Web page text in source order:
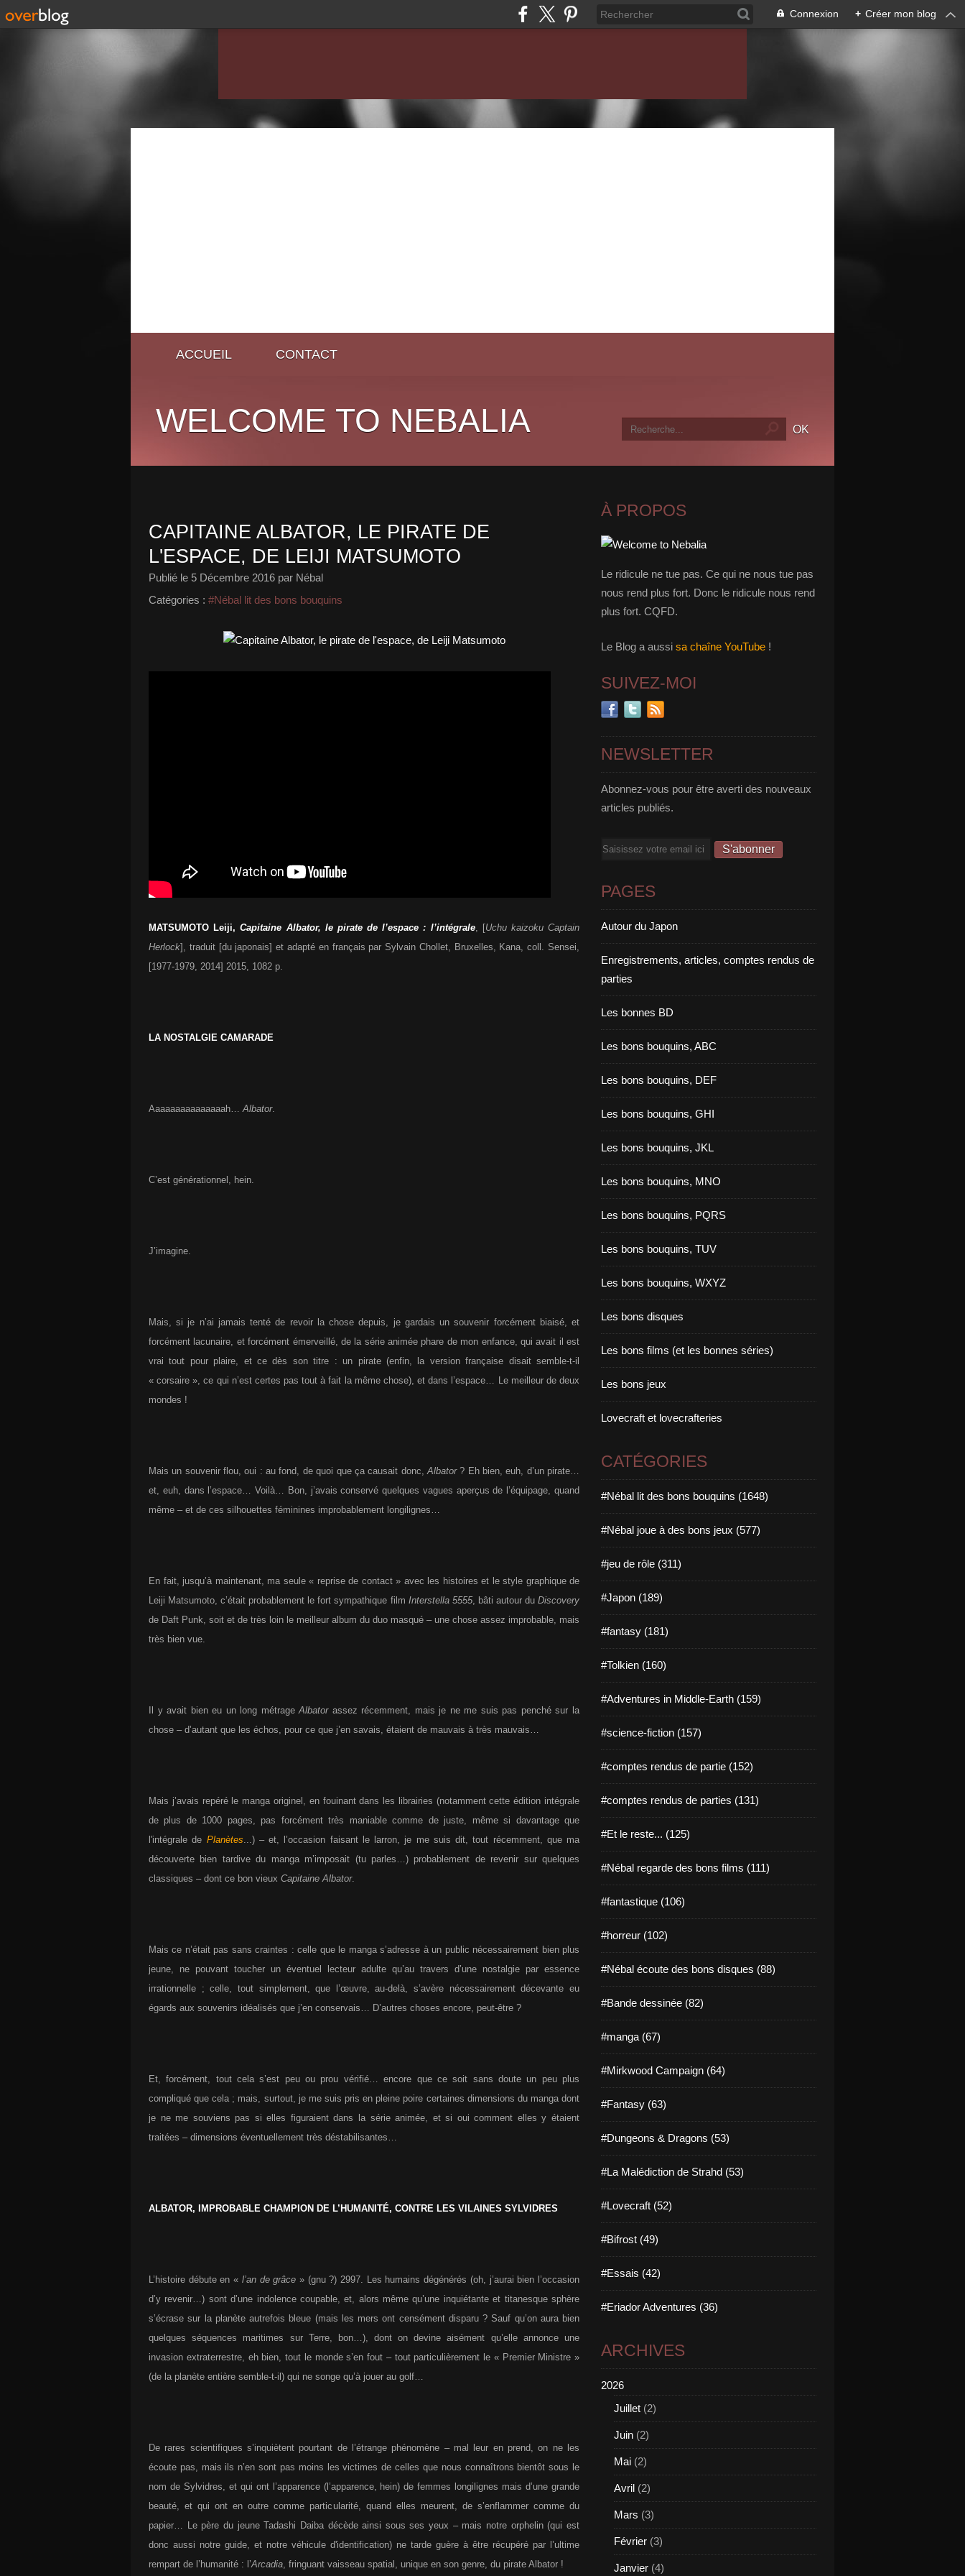
Connexion + Créer mon blog
ACCUEIL CONTACT
WELCOME TO NEBALIA
CAPITAINE ALBATOR, LE PIRATE DE
L'ESPACE, DE LEIJI MATSUMOTO
Publié le 5 Décembre 2016 par Nébal
Catégories : #Nébal lit des bons bouquins
MATSUMOTO Leiji,Capitaine Albator, le pirate de l’espace : l’intégrale, [Uchu kaizoku Captain
Herlock], traduit [du japonais] et adapté en français par Sylvain Chollet, Bruxelles, Kana, coll. Sensei,
[1977-1979, 2014] 2015, 1082 p.
LA NOSTALGIE CAMARADE
Aaaaaaaaaaaaaaah…Albator.
C’est générationnel, hein.
J’imagine.
Mais, si je n’ai jamais tenté de revoir la chose depuis, je gardais un souvenir forcément biaisé, et
forcément lacunaire, et forcément émerveillé, de la série animée phare de mon enfance, qui avait il est
vrai tout pour plaire, et ce dès son titre : un pirate (enfin, la version française disait semble-t-il
« corsaire », ce qui n’est certes pas tout à fait la même chose), et dans l’espace… Le meilleur de deux
mondes !
Mais un souvenir flou, oui : au fond, de quoi que ça causait donc,Albator? Eh bien, euh, d’un pirate…
et, euh, dans l’espace… Voilà… Bon, j’avais conservé quelques vagues aperçus de l’équipage, quand
même – et de ces silhouettes féminines improbablement longilignes…
En fait, jusqu’à maintenant, ma seule « reprise de contact » avec les histoires et le style graphique de
Leiji Matsumoto, c’était probablement le fort sympathique film Interstella 5555, bâti autour duDiscovery
de Daft Punk, soit et de très loin le meilleur album du duo masqué – une chose assez improbable, mais
très bien vue.
Il y avait bien eu un long métrageAlbatorassez récemment, mais je ne me suis pas penché sur la
chose – d’autant que les échos, pour ce que j’en savais, étaient de mauvais à très mauvais…
Mais j’avais repéré le manga originel, en fouinant dans les librairies (notamment cette édition intégrale
de plus de 1000 pages, pas forcément très maniable comme de juste, même si davantage que
l'intégrale de Planètes...) – et, l’occasion faisant le larron, je me suis dit, tout récemment, que ma
découverte bien tardive du manga m’imposait (tu parles…) probablement de revenir sur quelques
classiques – dont ce bon vieux Capitaine Albator.
Mais ce n’était pas sans craintes : celle que le manga s’adresse à un public nécessairement bien plus
jeune, ne pouvant toucher un éventuel lecteur adulte qu’au travers d’une nostalgie par essence
irrationnelle ; celle, tout simplement, que l’œuvre, au-delà, s’avère nécessairement décevante eu
égards aux souvenirs idéalisés que j’en conservais… D’autres choses encore, peut-être ?
Et, forcément, tout cela s’est peu ou prou vérifié… encore que ce soit sans doute un peu plus
compliqué que cela ; mais, surtout, je me suis pris en pleine poire certaines dimensions du manga dont
je ne me souviens pas si elles figuraient dans la série animée, et si oui comment elles y étaient
traitées – dimensions éventuellement très déstabilisantes…
ALBATOR, IMPROBABLE CHAMPION DE L’HUMANITÉ, CONTRE LES VILAINES SYLVIDRES
L’histoire débute en « l’an de grâce » (gnu ?) 2997. Les humains dégénérés (oh, j’aurai bien l’occasion
d’y revenir…) sont d’une indolence coupable, et, alors même qu’une inquiétante et titanesque sphère
s’écrase sur la planète autrefois bleue (mais les mers ont censément disparu ? Sauf qu’on aura bien
quelques séquences maritimes sur Terre, bon…), dont on devine aisément qu’elle annonce une
invasion extraterrestre, eh bien, tout le monde s’en fout – tout particulièrement le « Premier Ministre »
(de la planète entière semble-t-il) qui ne songe qu’à jouer au golf…
De rares scientifiques s’inquiètent pourtant de l’étrange phénomène – mal leur en prend, on ne les
écoute pas, mais ils n’en sont pas moins les victimes de celles que nous connaîtrons bientôt sous le
nom de Sylvidres, et qui ont l’apparence (l’apparence, hein) de femmes longilignes mais d’une grande
beauté, et qui ont en outre comme particularité, quand elles meurent, de s’enflammer comme du
papier… Le père du jeune Tadashi Daiba décède ainsi sous ses yeux – mais notre orphelin (qui est
donc aussi notre guide, et notre véhicule d'identification) ne tarde guère à être récupéré par l’ultime
rempart de l’humanité : l’Arcadia, fringuant vaisseau spatial, unique en son genre, du pirate Albator !
À PROPOS
Le ridicule ne tue pas. Ce qui ne nous tue pas
nous rend plus fort. Donc le ridicule nous rend
plus fort. CQFD.
Le Blog a aussi sa chaîne YouTube !
SUIVEZ-MOI
NEWSLETTER
Abonnez-vous pour être averti des nouveaux
articles publiés.
Email
PAGES
Autour du Japon
Enregistrements, articles, comptes rendus de
parties
Les bonnes BD
Les bons bouquins, ABC
Les bons bouquins, DEF
Les bons bouquins, GHI
Les bons bouquins, JKL
Les bons bouquins, MNO
Les bons bouquins, PQRS
Les bons bouquins, TUV
Les bons bouquins, WXYZ
Les bons disques
Les bons films (et les bonnes séries)
Les bons jeux
Lovecraft et lovecrafteries
CATÉGORIES
#Nébal lit des bons bouquins (1648)
#Nébal joue à des bons jeux (577)
#jeu de rôle (311)
#Japon (189)
#fantasy (181)
#Tolkien (160)
#Adventures in Middle-Earth (159)
#science-fiction (157)
#comptes rendus de partie (152)
#comptes rendus de parties (131)
#Et le reste... (125)
#Nébal regarde des bons films (111)
#fantastique (106)
#horreur (102)
#Nébal écoute des bons disques (88)
#Bande dessinée (82)
#manga (67)
#Mirkwood Campaign (64)
#Fantasy (63)
#Dungeons & Dragons (53)
#La Malédiction de Strahd (53)
#Lovecraft (52)
#Bifrost (49)
#Essais (42)
#Eriador Adventures (36)
ARCHIVES
2026
Juillet (2)
Juin (2)
Mai (2)
Avril (2)
Mars (3)
Février (3)
Janvier (4)